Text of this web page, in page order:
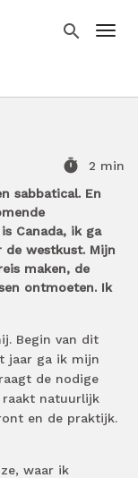
search
timer
2 min
sabbatical. En
Canada, ik ga
de westkust. Mijn
maken, de
ontmoeten. Ik
Begin van dit
jaar ga ik mijn
de nodige
raakt natuurlijk
en de praktijk.
waar ik